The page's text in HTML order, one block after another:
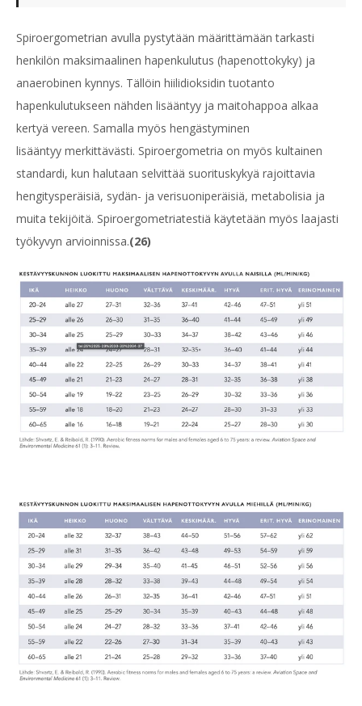
Spiroergometrian avulla pystytään määrittämään tarkasti
henkilön maksimaalinen hapenkulutus (hapenottokyky) ja
anaerobinen kynnys. Tällöin hiilidioksidin tuotanto
hapenkulutukseen nähden lisääntyy ja maitohappoa alkaa
kertyä vereen. Samalla myös hengästyminen
lisääntyy merkittävästi. Spiroergometria on myös kultainen
standardi, kun halutaan selvittää suorituskykyä rajoittavia
hengitysperäisiä, sydän- ja verisuoniperäisiä, metabolisia ja
muita tekijöitä. Spiroergometriatestiä käytetään myös laajasti
työkyvyn arvioinnissa.(26)